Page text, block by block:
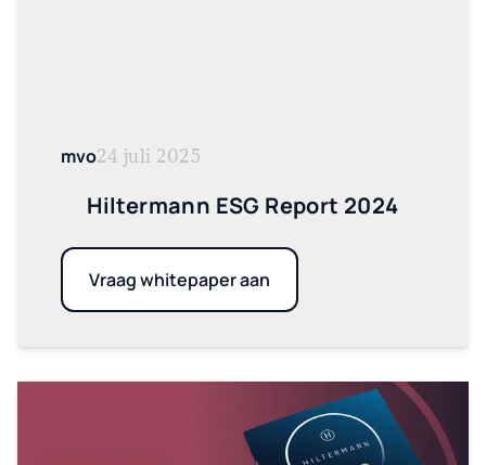
mvo24 juli 2025
Hiltermann ESG Report 2024
Vraag whitepaper aan